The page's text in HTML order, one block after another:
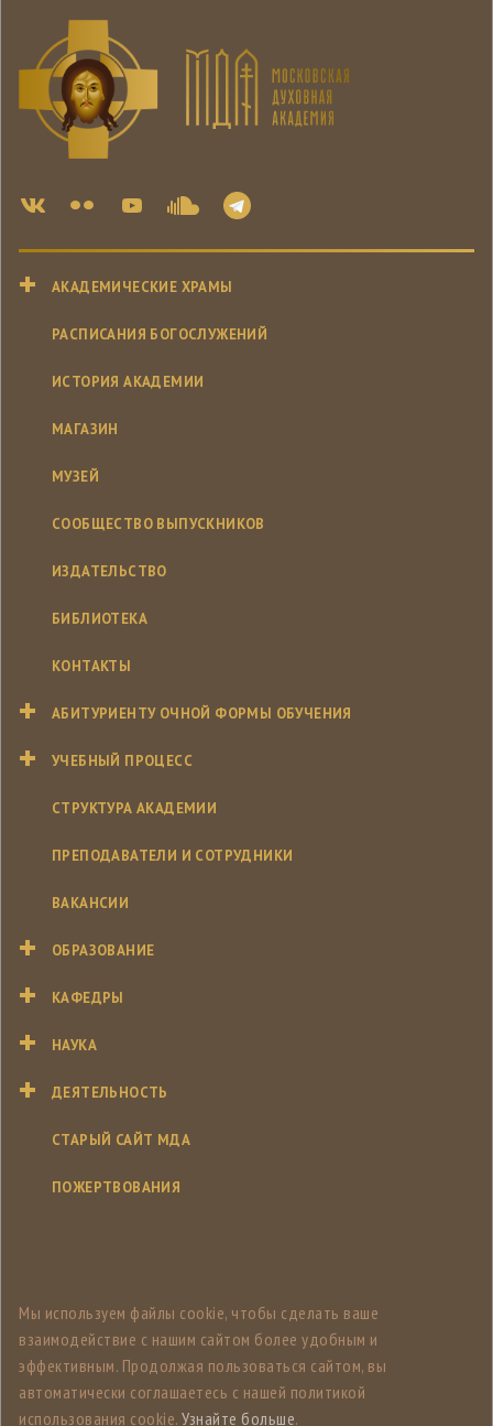
АКАДЕМИЧЕСКИЕ ХРАМЫ
РАСПИСАНИЯ БОГОСЛУЖЕНИЙ
ИСТОРИЯ АКАДЕМИИ
МАГАЗИН
МУЗЕЙ
СООБЩЕСТВО ВЫПУСКНИКОВ
ИЗДАТЕЛЬСТВО
БИБЛИОТЕКА
КОНТАКТЫ
АБИТУРИЕНТУ ОЧНОЙ ФОРМЫ ОБУЧЕНИЯ
УЧЕБНЫЙ ПРОЦЕСС
СТРУКТУРА АКАДЕМИИ
ПРЕПОДАВАТЕЛИ И СОТРУДНИКИ
ВАКАНСИИ
ОБРАЗОВАНИЕ
КАФЕДРЫ
НАУКА
ДЕЯТЕЛЬНОСТЬ
СТАРЫЙ САЙТ МДА
ПОЖЕРТВОВАНИЯ
Мы используем файлы cookie, чтобы сделать ваше
взаимодействие с нашим сайтом более удобным и
эффективным. Продолжая пользоваться сайтом, вы
автоматически соглашаетесь с нашей политикой
использования cookie. Узнайте больше.